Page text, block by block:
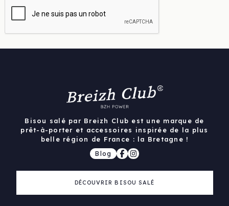
Bisou salé par Breizh Club est une marque de
prêt-à-porter et accessoires inspirée de la plus
belle région de France : la Bretagne !
Blog
DÉCOUVRIR BISOU SALÉ